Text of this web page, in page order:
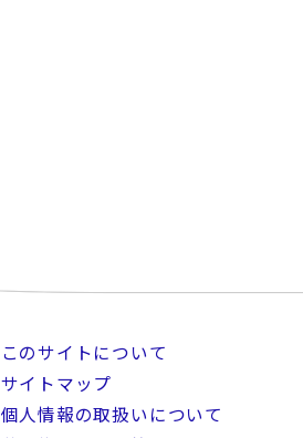
このサイトについて
サイトマップ
個人情報の取扱いについて